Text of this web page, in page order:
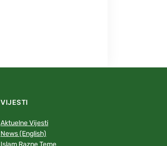
VIJESTI
Aktuelne Vijesti
News (English)